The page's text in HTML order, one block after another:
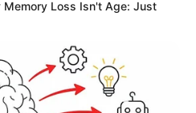
Loss Isn't Age: Just